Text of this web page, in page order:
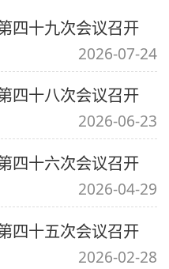
四十九次会议召开
2026-07-24
四十八次会议召开
2026-06-23
四十六次会议召开
2026-04-29
四十五次会议召开
2026-02-28